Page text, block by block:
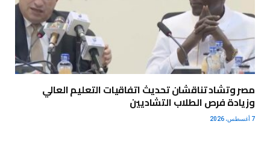
مصر وتشاد تناقشان تحديث اتفاقيات التعليم العالي
وزيادة فرص الطلاب التشاديين
7 أغسطس، 2026